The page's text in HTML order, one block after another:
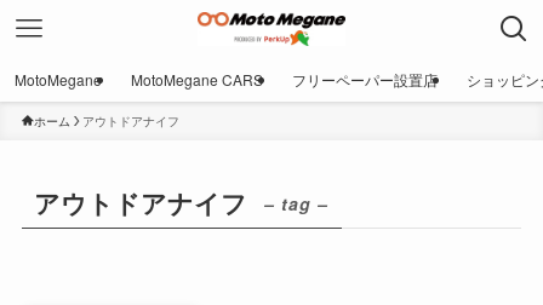
MotoMegane MotoMegane CARS フリーペーパー設置店 ショッピン
ホーム アウトドアナイフ
アウトドアナイフ – tag –